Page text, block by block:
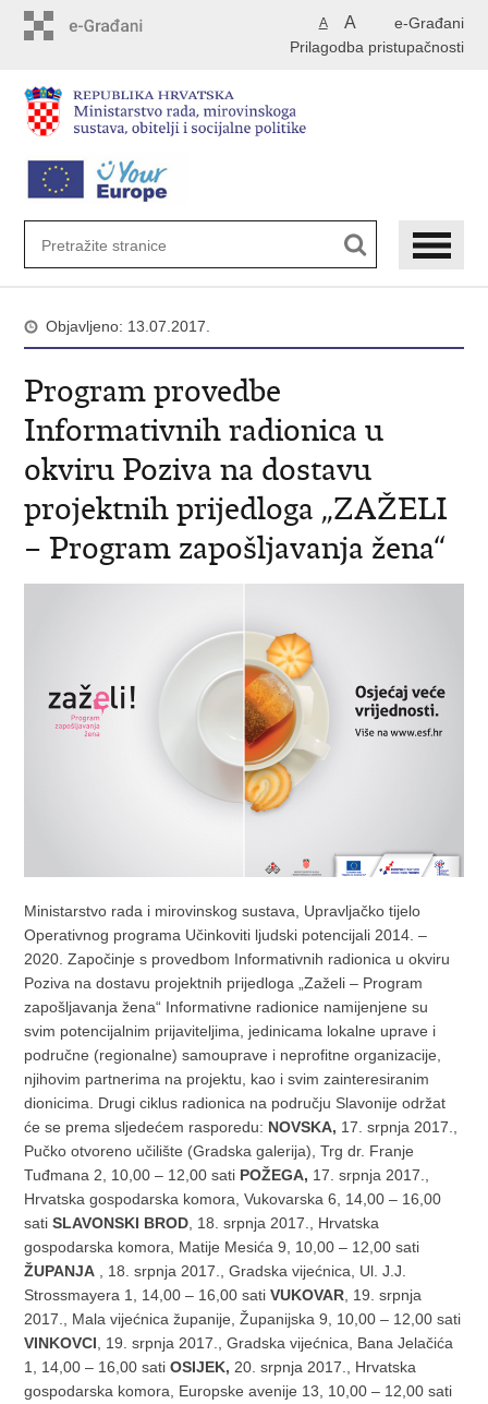
e-Građani
A A
Prilagodba pristupačnosti
Objavljeno: 13.07.2017.
Program provedbe
Informativnih radionica u
okviru Poziva na dostavu
projektnih prijedloga „ZAŽELI
– Program zapošljavanja žena“
Ministarstvo rada i mirovinskog sustava, Upravljačko tijelo
Operativnog programa Učinkoviti ljudski potencijali 2014. –
2020. Započinje s provedbom Informativnih radionica u okviru
Poziva na dostavu projektnih prijedloga „Zaželi – Program
zapošljavanja žena“ Informativne radionice namijenjene su
svim potencijalnim prijaviteljima, jedinicama lokalne uprave i
područne (regionalne) samouprave i neprofitne organizacije,
njihovim partnerima na projektu, kao i svim zainteresiranim
dionicima. Drugi ciklus radionica na području Slavonije održat
će se prema sljedećem rasporedu: NOVSKA, 17. srpnja 2017.,
Pučko otvoreno učilište (Gradska galerija), Trg dr. Franje
Tuđmana 2, 10,00 – 12,00 sati POŽEGA, 17. srpnja 2017.,
Hrvatska gospodarska komora, Vukovarska 6, 14,00 – 16,00
satiSLAVONSKI BROD , 18. srpnja 2017., Hrvatska
gospodarska komora, Matije Mesića 9, 10,00 – 12,00 sati
ŽUPANJA , 18. srpnja 2017., Gradska vijećnica, Ul. J.J.
Strossmayera 1, 14,00 – 16,00 satiVUKOVAR , 19. srpnja
2017., Mala vijećnica županije, Županijska 9, 10,00 – 12,00 sati
VINKOVCI , 19. srpnja 2017., Gradska vijećnica, Bana Jelačića
1, 14,00 – 16,00 satiOSIJEK, 20. srpnja 2017., Hrvatska
gospodarska komora, Europske avenije 13, 10,00 – 12,00 sati